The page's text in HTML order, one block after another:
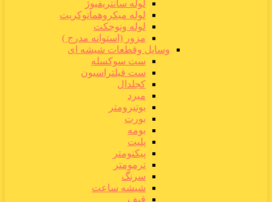
لوله سانتریفیوژ
لوله میکروهماتوکریت
لوله ونوجکت
مزور (استوانه مدرج )
وسایل وقطعات شیشه ای
ست سوکسله
ست فیلتراسیون
کجلدال
مبرد
بوتیرومتر
بورت
بومه
پلیت
پیکنومتر
ترمومتر
سرنگ
شیشه ساعت
قیف